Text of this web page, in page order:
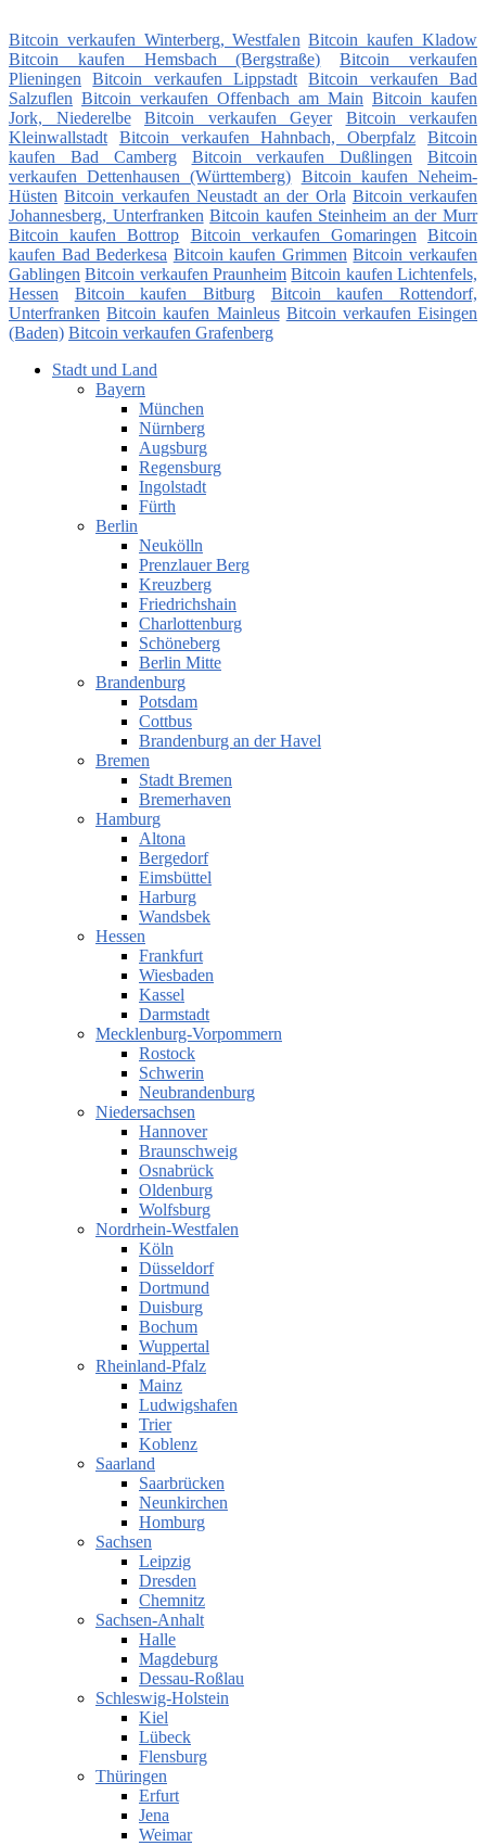
Bitcoin verkaufen Winterberg, Westfalen Bitcoin kaufen Kladow
Bitcoin kaufen Hemsbach (Bergstraße)
Bitcoin verkaufen
Plieningen
Bitcoin verkaufen Lippstadt
Bitcoin verkaufen Bad
Salzuflen Bitcoin verkaufen Offenbach am Main Bitcoin kaufen
Jork, Niederelbe
Bitcoin verkaufen Geyer
Bitcoin verkaufen
Kleinwallstadt
Bitcoin verkaufen Hahnbach, Oberpfalz
Bitcoin
kaufen Bad Camberg
Bitcoin verkaufen Dußlingen
Bitcoin
verkaufen Dettenhausen (Württemberg) Bitcoin kaufen Neheim-
Hüsten Bitcoin verkaufen Neustadt an der Orla Bitcoin verkaufen
Johannesberg, Unterfranken Bitcoin kaufen Steinheim an der Murr
Bitcoin kaufen Bottrop
Bitcoin verkaufen Gomaringen
Bitcoin
kaufen Bad Bederkesa Bitcoin kaufen Grimmen Bitcoin verkaufen
Gablingen Bitcoin verkaufen Praunheim Bitcoin kaufen Lichtenfels,
Hessen
Bitcoin kaufen Bitburg
Bitcoin kaufen Rottendorf,
Unterfranken Bitcoin kaufen Mainleus Bitcoin verkaufen Eisingen
(Baden) Bitcoin verkaufen Grafenberg
Stadt und Land
Bayern
München
Nürnberg
Augsburg
Regensburg
Ingolstadt
Fürth
Berlin
Neukölln
Prenzlauer Berg
Kreuzberg
Friedrichshain
Charlottenburg
Schöneberg
Berlin Mitte
Brandenburg
Potsdam
Cottbus
Brandenburg an der Havel
Bremen
Stadt Bremen
Bremerhaven
Hamburg
Altona
Bergedorf
Eimsbüttel
Harburg
Wandsbek
Hessen
Frankfurt
Wiesbaden
Kassel
Darmstadt
Mecklenburg-Vorpommern
Rostock
Schwerin
Neubrandenburg
Niedersachsen
Hannover
Braunschweig
Osnabrück
Oldenburg
Wolfsburg
Nordrhein-Westfalen
Köln
Düsseldorf
Dortmund
Duisburg
Bochum
Wuppertal
Rheinland-Pfalz
Mainz
Ludwigshafen
Trier
Koblenz
Saarland
Saarbrücken
Neunkirchen
Homburg
Sachsen
Leipzig
Dresden
Chemnitz
Sachsen-Anhalt
Halle
Magdeburg
Dessau-Roßlau
Schleswig-Holstein
Kiel
Lübeck
Flensburg
Thüringen
Erfurt
Jena
Weimar